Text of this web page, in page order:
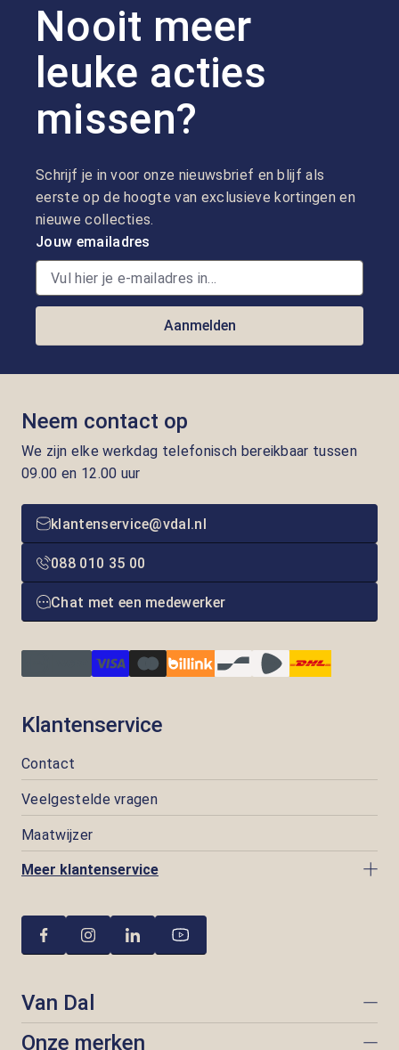
Nooit meer
leuke acties
missen?
Schrijf je in voor onze nieuwsbrief en blijf als
eerste op de hoogte van exclusieve kortingen en
nieuwe collecties.
Jouw emailadres
Aanmelden
Neem contact op
We zijn elke werkdag telefonisch bereikbaar tussen
09.00 en 12.00 uur
klantenservice@vdal.nl
088 010 35 00
Chat met een medewerker
Klantenservice
Contact
Veelgestelde vragen
Maatwijzer
Meer klantenservice
Van Dal
Onze merken